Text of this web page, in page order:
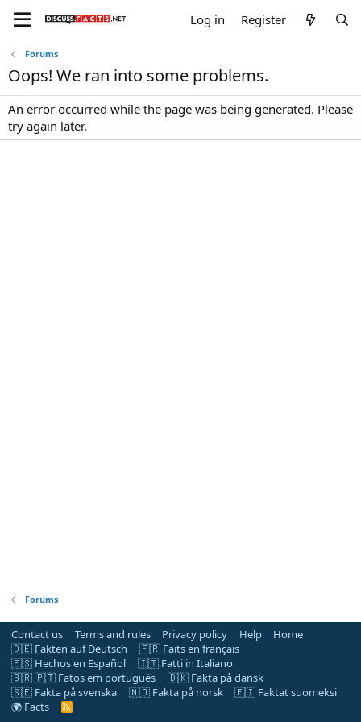
Log in Register
Forums
Oops! We ran into some problems.
An error occurred while the page was being generated. Please
try again later.
Forums
Contact us Terms and rules Privacy policy Help
Home
🇩🇪 Fakten auf Deutsch
🇫🇷 Faits en français
🇪🇸 Hechos en Español
🇮🇹 Fatti in Italiano
🇧🇷 🇵🇹 Fatos em português
🇩🇰 Fakta på dansk
🇸🇪 Fakta på svenska
🇳🇴 Fakta på norsk
🇫🇮 Faktat suomeksi
🌍 Facts
R